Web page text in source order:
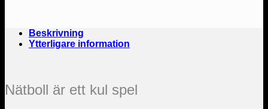
Beskrivning
Ytterligare information
Nätboll är ett kul spel